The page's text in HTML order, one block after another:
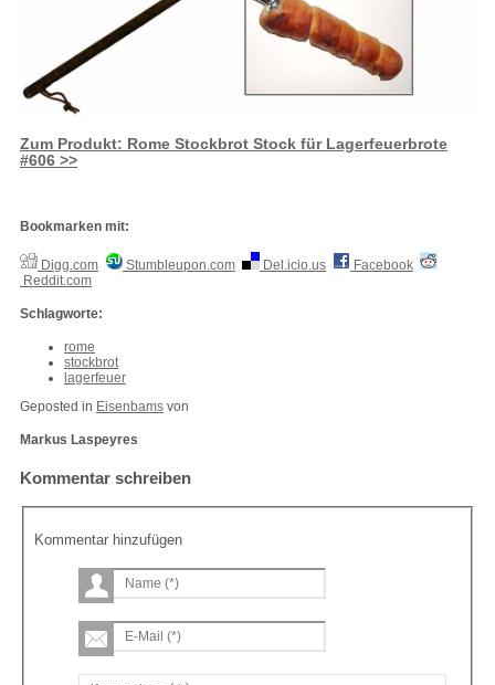
Zum Produkt: Rome Stockbrot Stock für Lagerfeuerbrote
#606 >>
Bookmarken mit:
Digg.com Stumbleupon.com Del.icio.us
Facebook
Reddit.com
Schlagworte:
rome
stockbrot
lagerfeuer
Geposted in Eisenbams von
Markus Laspeyres
Kommentar schreiben
Kommentar hinzufügen